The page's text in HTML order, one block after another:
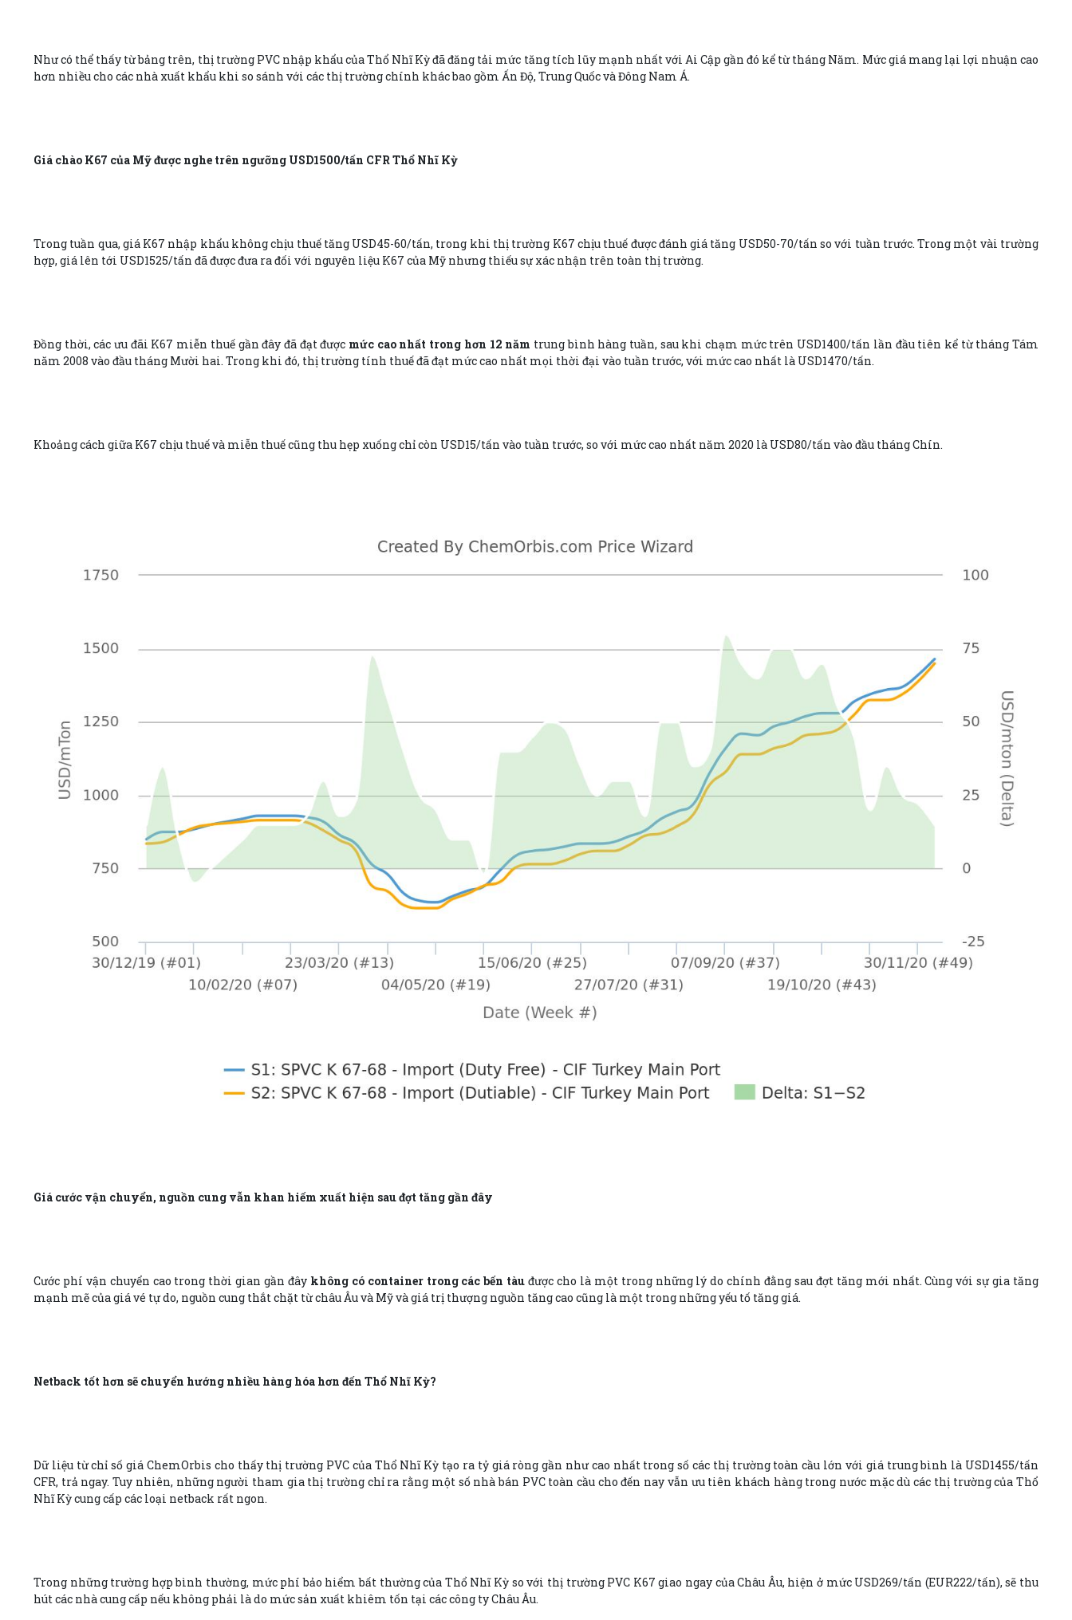
Như có thể thấy từ bảng trên, thị trường PVC nhập khẩu của Thổ Nhĩ Kỳ đã đăng tải mức tăng tích lũy mạnh nhất với Ai Cập gần đó kể từ tháng Năm. Mức giá mang lại lợi nhuận cao
hơn nhiều cho các nhà xuất khẩu khi so sánh với các thị trường chính khác bao gồm Ấn Độ, Trung Quốc và Đông Nam Á.
Giá chào K67 của Mỹ được nghe trên ngưỡng USD1500/tấn CFR Thổ Nhĩ Kỳ
Trong tuần qua, giá K67 nhập khẩu không chịu thuế tăng USD45-60/tấn, trong khi thị trường K67 chịu thuế được đánh giá tăng USD50-70/tấn so với tuần trước. Trong một vài trường
hợp, giá lên tới USD1525/tấn đã được đưa ra đối với nguyên liệu K67 của Mỹ nhưng thiếu sự xác nhận trên toàn thị trường.
Đồng thời, các ưu đãi K67 miễn thuế gần đây đã đạt được mức cao nhất trong hơn 12 năm trung bình hàng tuần, sau khi chạm mức trên USD1400/tấn lần đầu tiên kể từ tháng Tám
năm 2008 vào đầu tháng Mười hai. Trong khi đó, thị trường tính thuế đã đạt mức cao nhất mọi thời đại vào tuần trước, với mức cao nhất là USD1470/tấn.
Khoảng cách giữa K67 chịu thuế và miễn thuế cũng thu hẹp xuống chỉ còn USD15/tấn vào tuần trước, so với mức cao nhất năm 2020 là USD80/tấn vào đầu tháng Chín.
Giá cước vận chuyển, nguồn cung vẫn khan hiếm xuất hiện sau đợt tăng gần đây
Cước phí vận chuyển cao trong thời gian gần đây không có container trong các bến tàuđược cho là một trong những lý do chính đằng sau đợt tăng mới nhất. Cùng với sự gia tăng
mạnh mẽ của giá vé tự do, nguồn cung thắt chặt từ châu Âu và Mỹ và giá trị thượng nguồn tăng cao cũng là một trong những yếu tố tăng giá.
Netback tốt hơn sẽ chuyển hướng nhiều hàng hóa hơn đến Thổ Nhĩ Kỳ?
Dữ liệu từ chỉ số giá ChemOrbis cho thấy thị trường PVC của Thổ Nhĩ Kỳ tạo ra tỷ giá ròng gần như cao nhất trong số các thị trường toàn cầu lớn với giá trung bình là USD1455/tấn
CFR, trả ngay. Tuy nhiên, những người tham gia thị trường chỉ ra rằng một số nhà bán PVC toàn cầu cho đến nay vẫn ưu tiên khách hàng trong nước mặc dù các thị trường của Thổ
Nhĩ Kỳ cung cấp các loại netback rất ngon.
Trong những trường hợp bình thường, mức phí bảo hiểm bất thường của Thổ Nhĩ Kỳ so với thị trường PVC K67 giao ngay của Châu Âu, hiện ở mức USD269/tấn (EUR222/tấn), sẽ thu
hút các nhà cung cấp nếu không phải là do mức sản xuất khiêm tốn tại các công ty Châu Âu.